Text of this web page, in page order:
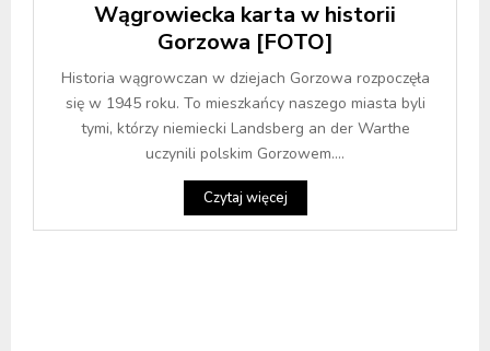
Wągrowiecka karta w historii
Gorzowa [FOTO]
Historia wągrowczan w dziejach Gorzowa rozpoczęła
się w 1945 roku. To mieszkańcy naszego miasta byli
tymi, którzy niemiecki Landsberg an der Warthe
uczynili polskim Gorzowem....
Czytaj więcej